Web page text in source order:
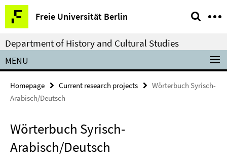
Springe
direkt
zu
Inhalt
Freie Universität Berlin
Service
Navigation
Department of History and Cultural Studies
MENU
Homepage Current research projects
Wörterbuch Syrisch-
Arabisch/Deutsch
Wörterbuch Syrisch-
Arabisch/Deutsch